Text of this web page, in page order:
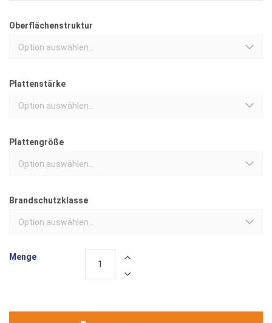
Oberflächenstruktur
Option auswählen...
Plattenstärke
Option auswählen...
Plattengröße
Option auswählen...
Brandschutzklasse
Option auswählen...
Menge